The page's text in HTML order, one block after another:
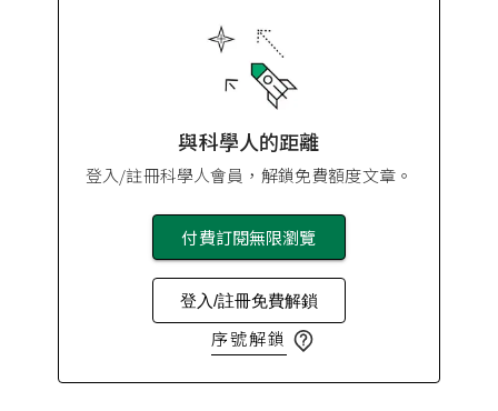
與科學人的距離
登入/註冊科學人會員，解鎖免費額度文章。
付費訂閱無限瀏覽
登入/註冊免費解鎖
序號解鎖